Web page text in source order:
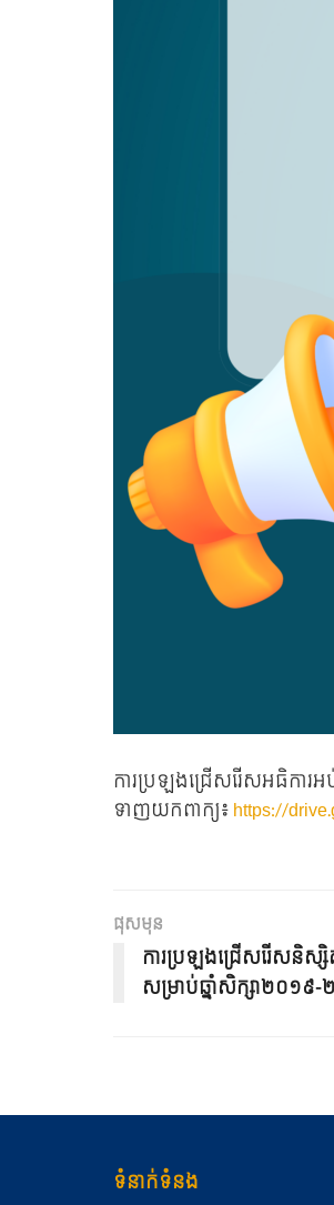
ការប្រឡងជ្រើសរើសអធិការ
ទាញយកពាក្យ៖https://
ផុសមុន
ការប្រឡង​ជ្រើស​រើស​និស្សិ
សម្រាប់ឆ្នាំសិក្សា២០១៩
ទំនាក់ទំនង